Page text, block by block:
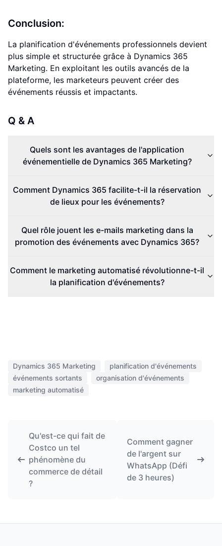
Conclusion:
La planification d'événements professionnels devient
plus simple et structurée grâce à Dynamics 365
Marketing. En exploitant les outils avancés de la
plateforme, les marketeurs peuvent créer des
événements réussis et impactants.
Q & A
Quels sont les avantages de l'application
événementielle de Dynamics 365 Marketing?
Comment Dynamics 365 facilite-t-il la réservation
de lieux pour les événements?
Quel rôle jouent les e-mails marketing dans la
promotion des événements avec Dynamics 365?
Comment le marketing automatisé révolutionne-t-il
la planification d'événements?
Dynamics 365 Marketing
planification d'événements
événements sortants
organisation d'événements
marketing automatisé
Qu'est-ce qui fait de
Costco un tel
phénomène du
commerce de détail
?
Comment gagner
de l'argent sur
WhatsApp (Défi
de 3 heures)